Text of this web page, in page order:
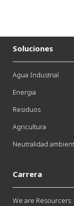
Soluciones
Agua Industrial
Energia
Residuos
Agricultura
Neutralidad
Carrera
We are Resourcers